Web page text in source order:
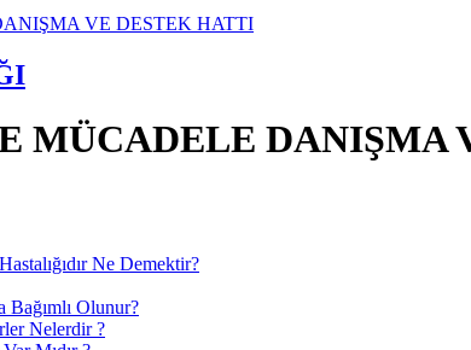
MÜCADELE DANIŞMA
Ne Demektir?
Bağımlı Olunur?
Nelerdir ?